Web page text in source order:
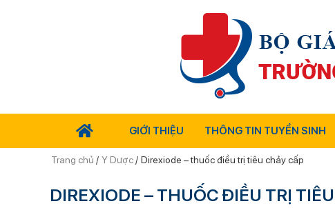
GIỚI THIỆU THÔNG TIN TUYỂN SINH
Trang chủ / Y Dược/ Direxiode – thuốc điều trị tiêu chảy cấp
DIREXIODE – THUỐC ĐIỀU TRỊ